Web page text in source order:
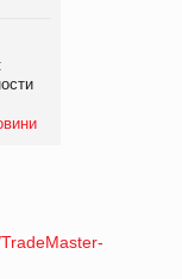
світових цін на